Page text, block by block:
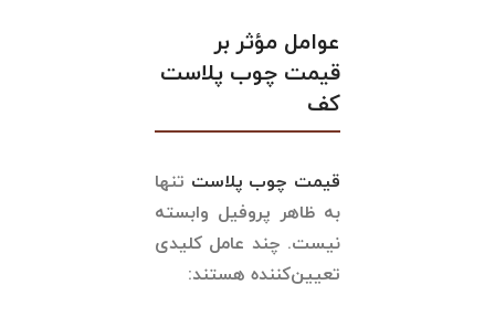
عوامل مؤثر بر
قیمت چوب پلاست
کف
قیمت چوب پلاست تنها
به ظاهر پروفیل وابسته
نیست. چند عامل کلیدی
تعیین‌کننده هستند: